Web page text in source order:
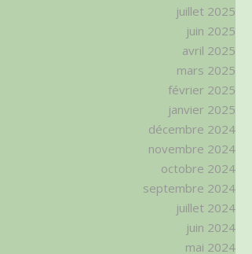
juillet 2025
juin 2025
avril 2025
mars 2025
février 2025
janvier 2025
décembre 2024
novembre 2024
octobre 2024
septembre 2024
juillet 2024
juin 2024
mai 2024